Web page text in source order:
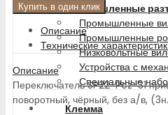
Промышленные
Промышленные
Промышленные
Низковольтные
Устройства с
Специальные
Клемма
Купить в один клик
Описание
Технические
Описание
Переключатель SP22-Pcz-31
поворотный, чёрный, без а/в,